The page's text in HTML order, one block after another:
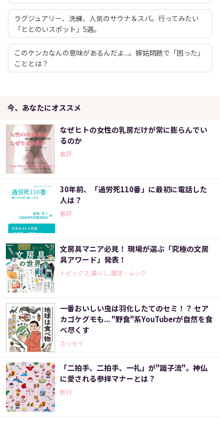
ラグジュアリー、洗練、人気のサウナ＆スパ。行ってみたい
「ととのいスポット」5選。
このケンカなんの意味があるんだよ...。嫁姑問題で「困った」
こととは？
今、あなたにオススメ
なぜヒトの女性の乳房だけが常に膨らんでい
るのか
書評
30年前、「過労死110番」に最初に電話した
人は？
書評
文房具マニア必見！ 現場が選ぶ「究極の文房
具アワード」発表！
トピックス,暮らし,雑誌・ムック
一番おいしい虫は羽化したてのセミ！？ セア
カゴケグモも... "野食"系YouTuberが自然を食
べ尽くす
エッセイ
「二拍手、二拍手、一礼」が"識子流"。神仏
に愛される参拝マナーとは？
新刊